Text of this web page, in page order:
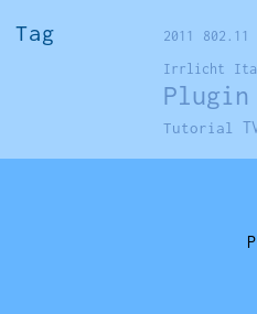
Tag 2011 802.11
Irrlicht
Plugin
Tutorial